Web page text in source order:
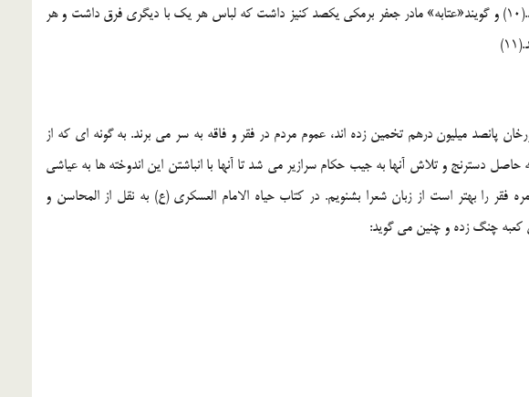
بهای یکی از لباسهایش پنجاه هزار دینار بود.(10) و گویند«عتابه» مادر جعفر برمکی یکصد کنیز داشت که لباس هر یک با دیگری فرق داشت و هر
پانصد میلیون درهم تخمین زده اند، عموم مردم در فقر و فاقه به سر می برند. به گونه ای که از
حاصل دسترنج و تلاش آنها به جیب حکام سرازیر می شد تا آنها با انباشتن این اندوخته ها به عیاشی
فقر را بهتر است از زبان شعرا بشنویم. در کتاب حیاه الامام العسکری (ع) به نقل از المحاسن و
چنگ زده و چنین می گوید: